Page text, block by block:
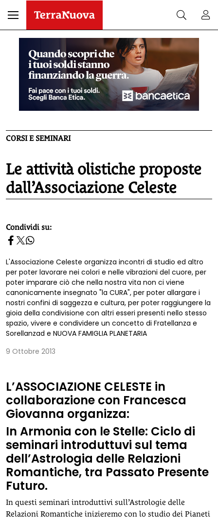
CORSI E SEMINARI
Le attività olistiche proposte
dall’Associazione Celeste
homepage h2
Condividi su:
L'Associazione Celeste organizza incontri di studio ed altro
per poter lavorare nei colori e nelle vibrazioni del cuore, per
poter imparare ciò che nella nostra vita non ci viene
canonicamente insegnato "la CURA", per poter allargare i
nostri confini di saggezza e cultura, per poter raggiungere la
gioia della condivisione con altri esseri presenti nello stesso
spazio, vivere e condividere un concetto di Fratellanza e
Sorellanzad e NUOVA FAMIGLIA PLANETARIA
9 Ottobre 2013
L’ASSOCIAZIONE CELESTE in
collaborazione con Francesca
Giovanna organizza:
In Armonia con le Stelle: Ciclo di
seminari introduttuvi sul tema
dell’Astrologia delle Relazioni
Romantiche, tra Passato Presente
Futuro.
In questi seminari introduttivi sull’Astrologie delle
Relazioni Romantiche inizieremo con lo studio dei Pianeti